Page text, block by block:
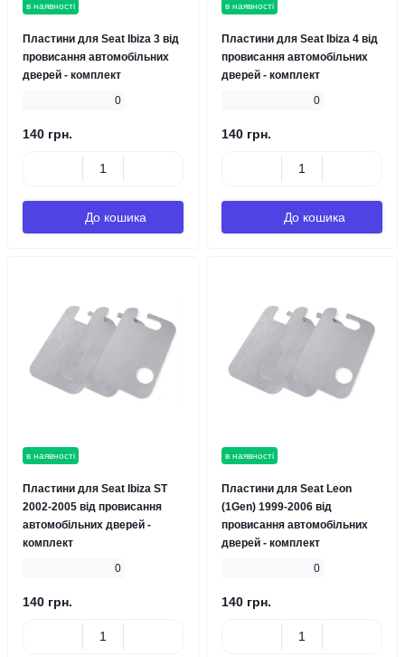
в наявності
Пластини для Seat Ibizа 3 від
провисання автомобільних
дверей - комплект
0
140 грн.
До кошика
в наявності
Пластини для Seat Ibizа 4 від
провисання автомобільних
дверей - комплект
0
140 грн.
До кошика
в наявності
Пластини для Seat Ibizа ST
2002-2005 від провисання
автомобільних дверей -
комплект
0
140 грн.
в наявності
Пластини для Seat Leon
(1Gen) 1999-2006 від
провисання автомобільних
дверей - комплект
0
140 грн.